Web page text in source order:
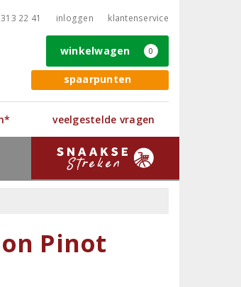
22 41 inloggen klantenservice
spaarpunten
winkelwagen 0
veelgestelde vragen
Pinot